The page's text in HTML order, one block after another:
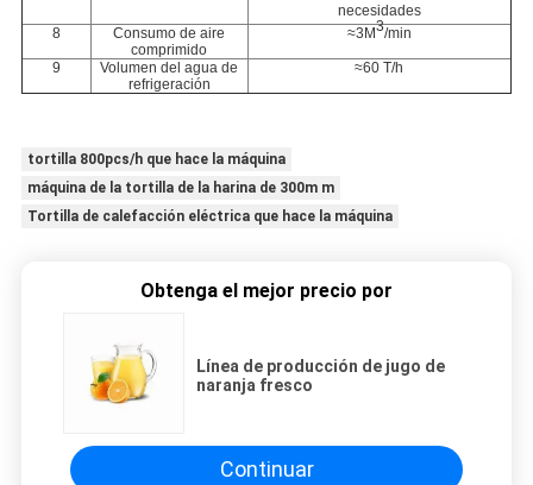
necesidades
8
Consumo de aire
comprimido
≈3M3/min
9
Volumen del agua de
refrigeración
≈60 T/h
tortilla 800pcs/h que hace la máquina
máquina de la tortilla de la harina de 300m m
Tortilla de calefacción eléctrica que hace la máquina
Obtenga el mejor precio por
Línea de producción de jugo de
naranja fresco
Continuar